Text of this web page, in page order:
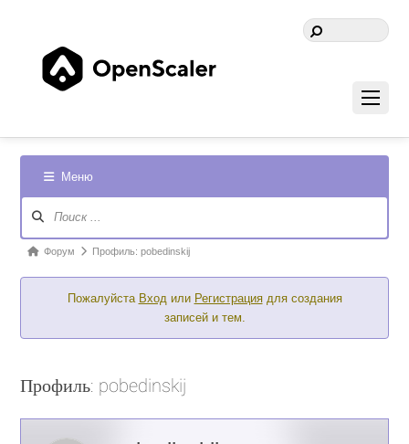
Меню
Форума
ФорумФорум Профиль: pobedinskij
Пожалуйста Входили Регистрациядля создания
записей и тем.
Профиль: pobedinskij